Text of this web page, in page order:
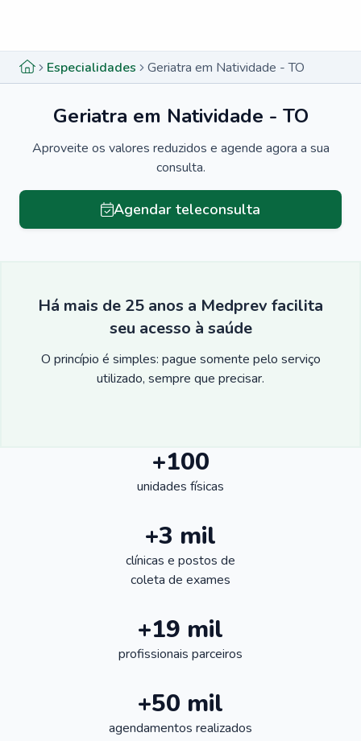
Especialidades Geriatra em Natividade - TO
Geriatra em Natividade - TO
Aproveite os valores reduzidos e agende agora a sua
consulta.
Agendar teleconsulta
Há mais de 25 anos a Medprev facilita
seu acesso à saúde
O princípio é simples: pague somente pelo serviço
utilizado, sempre que precisar.
+100
unidades físicas
+3 mil
clínicas e postos de
coleta de exames
+19 mil
profissionais parceiros
+50 mil
agendamentos realizados